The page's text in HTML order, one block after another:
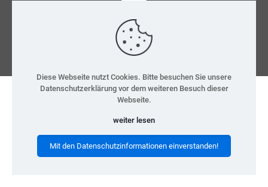
© 2026 H-Team e.V.
Datenschutz
Diese Webseite nutzt Cookies. Bitte besuchen Sie unsere
Datenschutzerklärung vor dem weiteren Besuch dieser
Webseite.
weiter lesen
Mit den Datenschutzinformationen einverstanden!